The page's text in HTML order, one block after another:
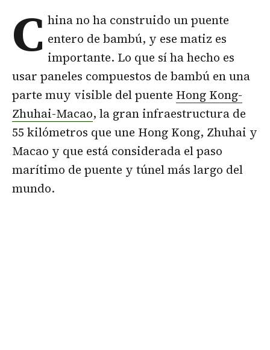
C hina no ha construido un puente
entero de bambú, y ese matiz es
importante. Lo que sí ha hecho es
usar paneles compuestos de bambú en una
parte muy visible del puente Hong Kong-
Zhuhai-Macao, la gran infraestructura de
55 kilómetros que une Hong Kong, Zhuhai y
Macao y que está considerada el paso
marítimo de puente y túnel más largo del
mundo.